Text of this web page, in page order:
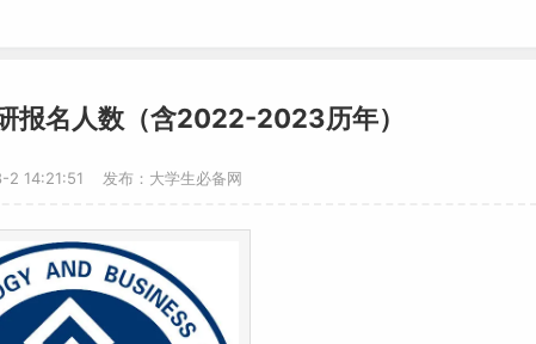
报名人数（含2022-2023历年）
2 14:21:51 发布：大学生必备网